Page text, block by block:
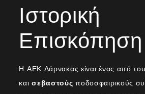
Ιστορική
Επισκόπηση
Η ΑΕΚ Λάρνακας είναι ένας από
καισεβαστούς ποδοσφαιρικούς